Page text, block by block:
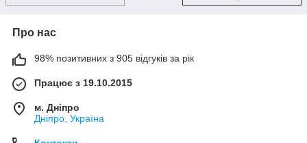
Про нас
98% позитивних з 905 відгуків за рік
Працює з 19.10.2015
м. Дніпро
Дніпро, Україна